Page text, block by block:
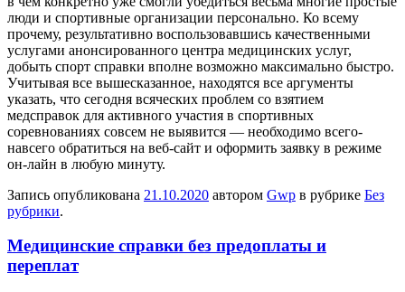
люди и спортивные организации персонально. Ко всему
прочему, результативно воспользовавшись качественными
услугами анонсированного центра медицинских услуг,
добыть спорт справки вполне возможно максимально быстро.
Учитывая все вышесказанное, находятся все аргументы
указать, что сегодня всяческих проблем со взятием
медсправок для активного участия в спортивных
соревнованиях совсем не выявится — необходимо всего-
навсего обратиться на веб-сайт и оформить заявку в режиме
он-лайн в любую минуту.
Запись опубликована 21.10.2020 автором Gwp в рубрике Без
рубрики.
Медицинские справки без предоплаты и
переплат